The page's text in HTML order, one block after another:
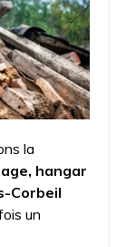
la
hangar
Corbeil
un